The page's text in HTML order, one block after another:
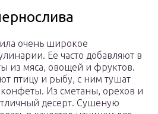
очень широкое
Ее часто добавляют в
из мяса, овощей и фруктов.
птицу и рыбу, с ним тушат
Из сметаны, орехов и
десерт. Сушеную